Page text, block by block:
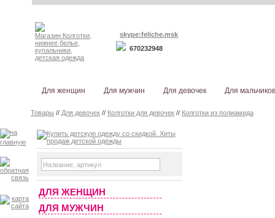
skype:feliche.msk
670232948
Для женщин Для мужчин Для девочек Для мальчиков
Товары // Для девочек // Колготки для девочек // Колготки из полиамида
ДЛЯ ЖЕНЩИН
ДЛЯ МУЖЧИН